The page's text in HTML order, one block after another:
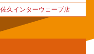
佐久インターウェーブ店